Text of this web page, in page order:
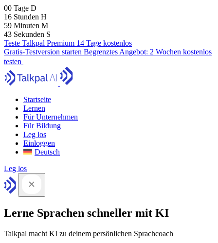
00 Tage D
16 Stunden H
59 Minuten M
41 Sekunden S
Teste Talkpal Premium 14 Tage kostenlos
Gratis-Testversion starten Begrenztes Angebot: 2 Wochen kostenlos
testen
Startseite
Lernen
Für Unternehmen
Für Bildung
Leg los
Einloggen
Deutsch
Leg los
Lerne Sprachen schneller mit KI
Talkpal macht KI zu deinem persönlichen Sprachcoach